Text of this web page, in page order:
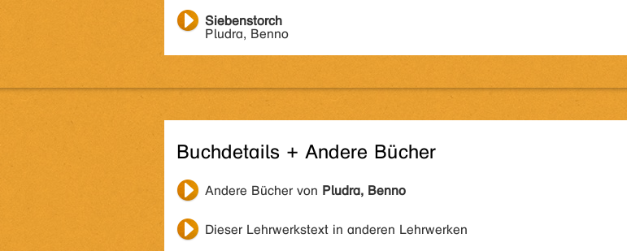
Siebenstorch
Pludra, Benno
Buchdetails + Andere Bücher
Andere Bücher von Pludra, Benno
Dieser Lehrwerkstext in anderen Lehrwerken